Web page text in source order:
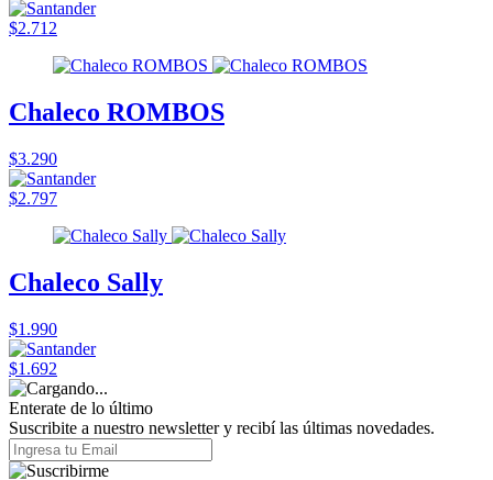
$2.712
Chaleco ROMBOS
$3.290
$2.797
Chaleco Sally
$1.990
$1.692
Enterate de lo último
Suscribite a nuestro newsletter y recibí las últimas novedades.